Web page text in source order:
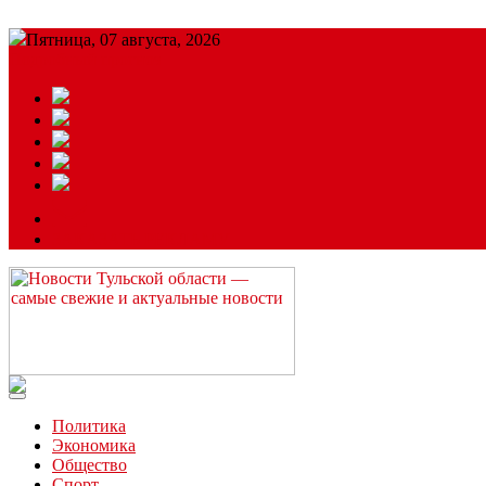
Пятница, 07 августа, 2026
Читайте последние новости дня в Тульской области на сайте
Политика
Экономика
Общество